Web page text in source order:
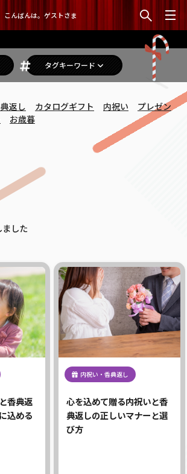
こんばんは。ゲストさま
タグキーワード
返し カタログギフト 内祝い
プレゼン
お歳暮
した
香典返
込める
内祝い・香典返し
心を込めて贈る内祝いと香
典返しの正しいマナーと選
び方